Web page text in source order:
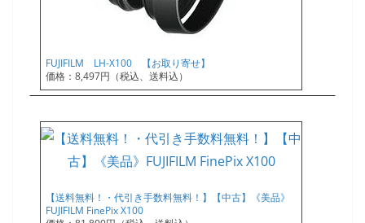
FUJIFILM LH-X100 【お取り寄せ】
価格：8,497円（税込、送料込）
【送料無料！・代引き手数料無料！】【中古】《美品》
FUJIFILM FinePix X100